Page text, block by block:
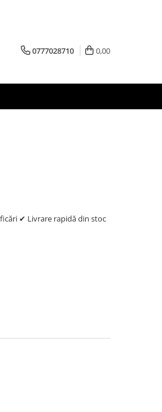
0777028710 0,00
✔ Livrare rapidă din stoc